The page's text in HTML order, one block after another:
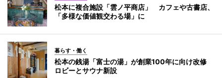
松本に複合施設「雲ノ平商店」 カフェや古書店、
「多様な価値観交わる場」に
暮らす・働く
松本の銭湯「富士の湯」が創業100年に向け改修
ロビーとサウナ新設